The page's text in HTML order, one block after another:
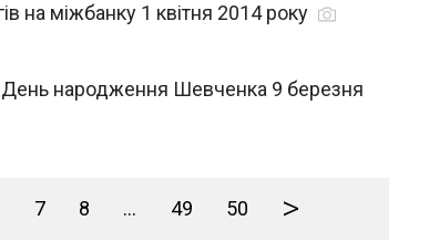
на міжбанку 1 квітня 2014 року
День народження Шевченка 9 березня
7 8 ... 49 50 >